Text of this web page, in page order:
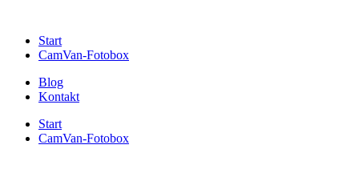
Start
CamVan-Fotobox
Blog
Kontakt
Start
CamVan-Fotobox